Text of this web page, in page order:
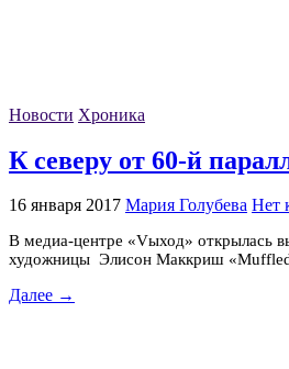
Новости Хроника
К северу от 60-й
16 января 2017 Мария Голубева Нет
В медиа-центре «Vыход» открылась
художницы Элисон Маккриш
Далее →